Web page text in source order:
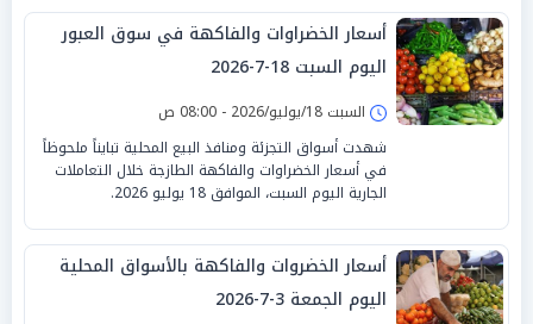
أسعار الخضراوات والفاكهة في سوق العبور
اليوم السبت 18-7-2026
السبت 18/يوليو/2026 - 08:00 ص
شهدت أسواق التجزئة ومنافذ البيع المحلية تبايناً ملحوظاً
في أسعار الخضراوات والفاكهة الطازجة خلال التعاملات
الجارية اليوم السبت، الموافق 18 يوليو 2026.
أسعار الخضروات والفاكهة بالأسواق المحلية
اليوم الجمعة 3-7-2026